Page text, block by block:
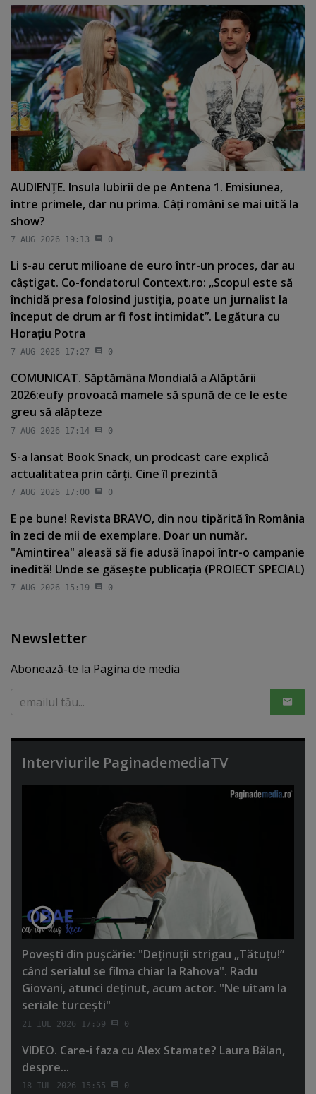
AUDIENŢE. Insula Iubirii de pe Antena 1. Emisiunea,
între primele, dar nu prima. Câţi români se mai uită la
show?
7 AUG 2026 19:13 0
Li s-au cerut milioane de euro într-un proces, dar au
câştigat. Co-fondatorul Context.ro: „Scopul este să
închidă presa folosind justiţia, poate un jurnalist la
început de drum ar fi fost intimidat”. Legătura cu
Horaţiu Potra
7 AUG 2026 17:27 0
COMUNICAT. Săptămâna Mondială a Alăptării
2026:eufy provoacă mamele să spună de ce le este
greu să alăpteze
7 AUG 2026 17:14 0
S-a lansat Book Snack, un prodcast care explică
actualitatea prin cărţi. Cine îl prezintă
7 AUG 2026 17:00 0
E pe bune! Revista BRAVO, din nou tipărită în România
în zeci de mii de exemplare. Doar un număr.
"Amintirea" aleasă să fie adusă înapoi într-o campanie
inedită! Unde se găseşte publicaţia (PROIECT SPECIAL)
7 AUG 2026 15:19 0
Newsletter
Abonează-te la Pagina de media
Interviurile PaginademediaTV
Poveşti din puşcărie: "Deţinuţii strigau „Tătuţu!”
când serialul se filma chiar la Rahova". Radu
Giovani, atunci deţinut, acum actor. "Ne uitam la
seriale turceşti"
21 IUL 2026 17:59 0
VIDEO. Care-i faza cu Alex Stamate? Laura Bălan,
despre...
18 IUL 2026 15:55 0